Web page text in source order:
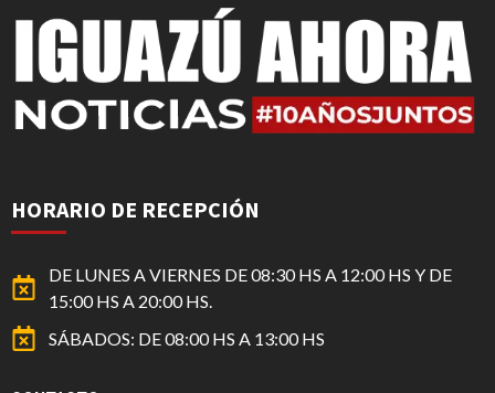
HORARIO DE RECEPCIÓN
DE LUNES A VIERNES DE 08:30 HS A 12:00 HS Y DE
15:00 HS A 20:00 HS.
SÁBADOS: DE 08:00 HS A 13:00 HS